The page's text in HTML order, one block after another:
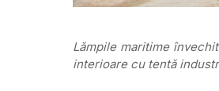
Lămpile maritime
interioare cu tentă